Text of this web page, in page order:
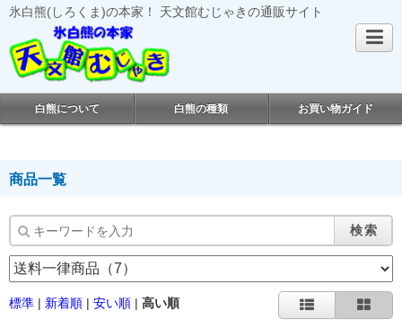
氷白熊(しろくま)の本家！ 天文館むじゃきの通販サイト
白熊について 白熊の種類 お買い物ガイド
商品一覧
検索
標準 | 新着順 | 安い順 | 高い順